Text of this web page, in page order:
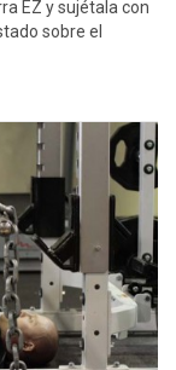
EZ y sujétala con
sobre el